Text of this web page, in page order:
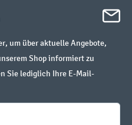
um über aktuelle Angebote,
Shop informiert zu
Sie lediglich Ihre E-Mail-